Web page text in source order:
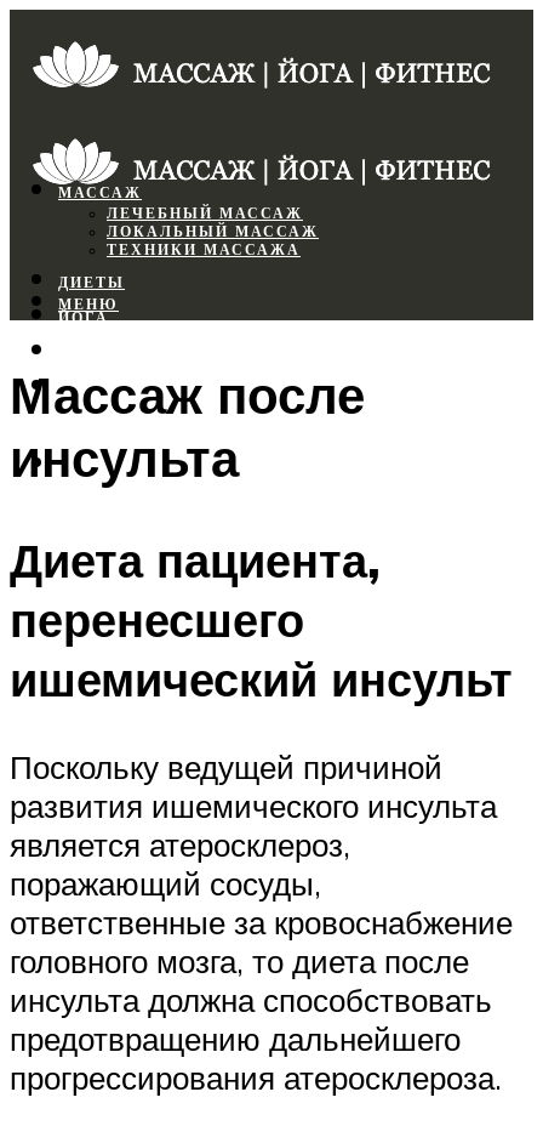
МАССАЖ
ЛЕЧЕБНЫЙ МАССАЖ
ЛОКАЛЬНЫЙ МАССАЖ
ТЕХНИКИ МАССАЖА
ДИЕТЫ
ЙОГА
ФИТНЕС
МЕНЮ
МЕНЮ
Массаж после
инсульта
Диета пациента,
перенесшего
ишемический инсульт
Поскольку ведущей причиной
развития ишемического инсульта
является атеросклероз,
поражающий сосуды,
ответственные за кровоснабжение
головного мозга, то диета после
инсульта должна способствовать
предотвращению дальнейшего
прогрессирования атеросклероза.